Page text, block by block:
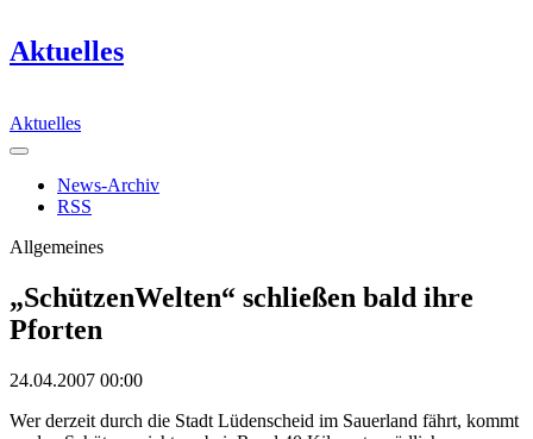
Aktuelles
Aktuelles
News-Archiv
RSS
Allgemeines
„SchützenWelten“ schließen bald ihre
Pforten
24.04.2007 00:00
Wer derzeit durch die Stadt Lüdenscheid im Sauerland fährt, kommt